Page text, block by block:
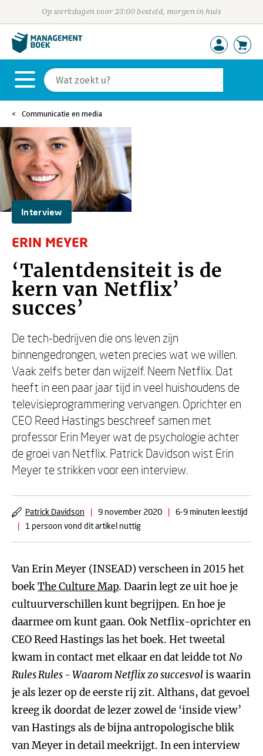
Op werkdagen voor 23:00 besteld, morgen in huis
Communicatie en media
Interview
ERIN MEYER
‘Talentdensiteit is de
kern van Netflix’
succes’
De tech-bedrijven die ons leven zijn
binnengedrongen, weten precies wat we willen.
Vaak zelfs beter dan wijzelf. Neem Netflix. Dat
heeft in een paar jaar tijd in veel huishoudens de
televisieprogrammering vervangen. Oprichter en
CEO Reed Hastings beschreef samen met
professor Erin Meyer wat de psychologie achter
de groei van Netflix. Patrick Davidson wist Erin
Meyer te strikken voor een interview.
Patrick Davidson | 9 november 2020 | 6-9 minuten leestijd
|
1 persoon vond dit artikel nuttig
Van Erin Meyer (INSEAD) verscheen in 2015 het
boekThe Culture Map. Daarin legt ze uit hoe je
cultuurverschillen kunt begrijpen. En hoe je
daarmee om kunt gaan. Ook Netflix-oprichter en
CEO Reed Hastings las het boek. Het tweetal
kwam in contact met elkaar en dat leidde totNo
Rules Rules - Waarom Netflix zo succesvolis waarin
je als lezer op de eerste rij zit. Althans, dat gevoel
kreeg ik doordat de lezer zowel de ‘inside view’
van Hastings als de bijna antropologische blik
van Meyer in detail meekrijgt. In een interview